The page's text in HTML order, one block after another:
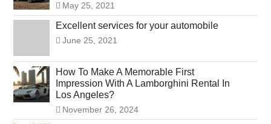
May 25, 2021
Excellent services for your automobile
June 25, 2021
How To Make A Memorable First
Impression With A Lamborghini Rental In
Los Angeles?
November 26, 2024